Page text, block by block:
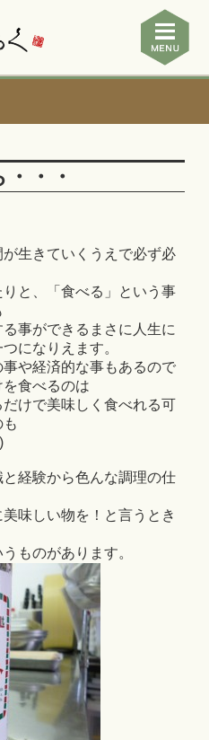
・・
が生きていくうえで必ず必
と、「食べる」という事
事ができるまさに人生に
になりえます。
や経済的な事もあるので
食べるのは
けで美味しく食べれる可
経験から色んな調理の仕
味しい物を！と言うとき
うものがあります。